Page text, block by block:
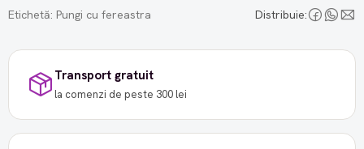
Etichetă: Pungi cu fereastra Distribuie:
Transport gratuit
la comenzi de peste 300 lei